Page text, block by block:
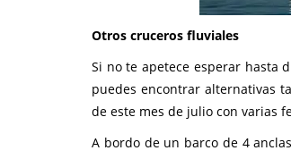
Otros cruceros fluviales
Si no te apetece esperar hasta
puedes encontrar alternativas
de este mes de julio con varias
A bordo de un barco de 4